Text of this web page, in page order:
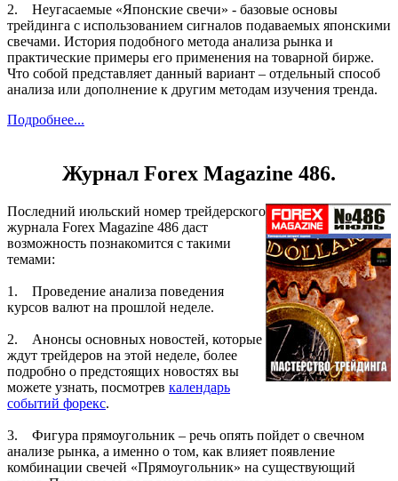
2. Неугасаемые «Японские свечи» - базовые основы
трейдинга с использованием сигналов подаваемых японскими
свечами. История подобного метода анализа рынка и
практические примеры его применения на товарной бирже.
Что собой представляет данный вариант – отдельный способ
анализа или дополнение к другим методам изучения тренда.
Подробнее...
Журнал Forex Magazine 486.
Последний июльский номер трейдерского
журнала Forex Magazine 486 даст
возможность познакомится с такими
темами:
1. Проведение анализа поведения
курсов валют на прошлой неделе.
2. Анонсы основных новостей, которые
ждут трейдеров на этой неделе, более
подробно о предстоящих новостях вы
можете узнать, посмотрев календарь
событий форекс.
3. Фигура прямоугольник – речь опять пойдет о свечном
анализе рынка, а именно о том, как влияет появление
комбинации свечей «Прямоугольник» на существующий